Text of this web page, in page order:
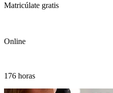
Matricúlate gratis
Online
176 horas